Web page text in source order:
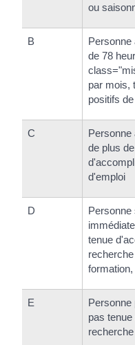
ou
B
Personne
de 78
par mois,
positifs
C
Personne
de plus
d'emploi
D
Personne
tenue
E
Personne
pas